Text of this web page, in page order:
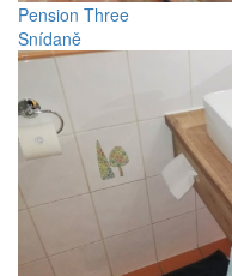
Pension Three
Snídaně